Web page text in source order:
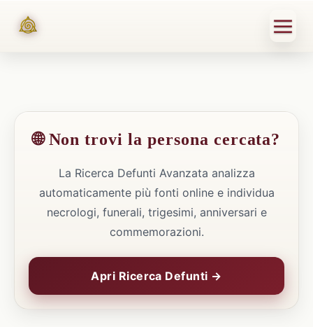
🌐 Non trovi la persona cercata?
La Ricerca Defunti Avanzata analizza
automaticamente più fonti online e individua
necrologi, funerali, trigesimi, anniversari e
commemorazioni.
Apri Ricerca Defunti →